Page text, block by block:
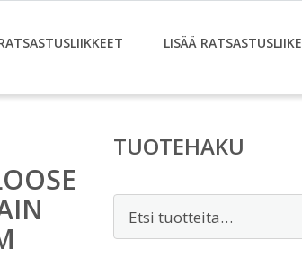
LISÄÄ RATSASTUSLIIKE
TUOTEHAKU